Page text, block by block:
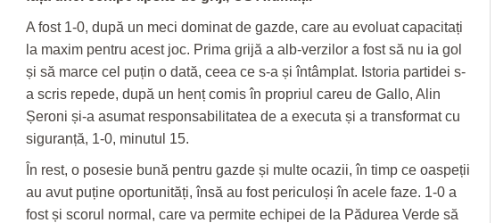
A fost 1-0, după un meci dominat de gazde, care au evoluat capacitați
la maxim pentru acest joc. Prima grijă a alb-verzilor a fost să nu ia gol
și să marce cel puțin o dată, ceea ce s-a și întâmplat. Istoria partidei s-
a scris repede, după un henț comis în propriul careu de Gallo, Alin
Șeroni și-a asumat responsabilitatea de a executa și a transformat cu
siguranță, 1-0, minutul 15.
În rest, o posesie bună pentru gazde și multe ocazii, în timp ce oaspeții
au avut puține oportunități, însă au fost periculoși în acele faze. 1-0 a
fost și scorul normal, care va permite echipei de la Pădurea Verde să